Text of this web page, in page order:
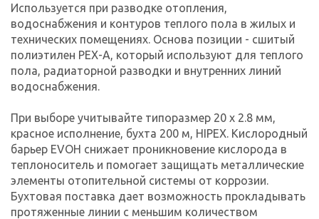
Используется при разводке отопления,
водоснабжения и контуров теплого пола в жилых и
технических помещениях. Основа позиции - сшитый
полиэтилен PEX-A, который используют для теплого
пола, радиаторной разводки и внутренних линий
водоснабжения.
При выборе учитывайте типоразмер 20 x 2.8 мм,
красное исполнение, бухта 200 м, HIPEX. Кислородный
барьер EVOH снижает проникновение кислорода в
теплоноситель и помогает защищать металлические
элементы отопительной системы от коррозии.
Бухтовая поставка дает возможность прокладывать
протяженные линии с меньшим количеством